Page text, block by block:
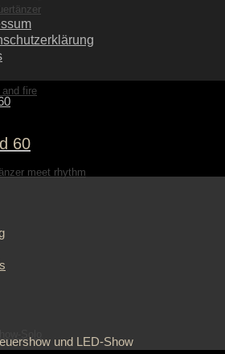
and fire
meet rhythm
Solo
60
und LED-Show